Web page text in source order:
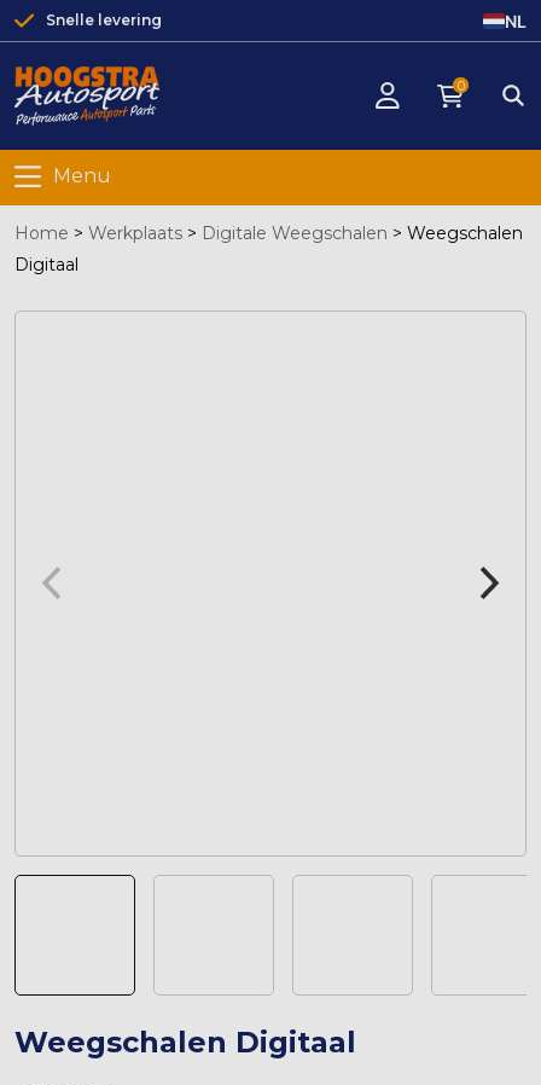
Snelle levering NL
0
Menu
Home > Werkplaats > Digitale Weegschalen > Weegschalen
Digitaal
Weegschalen Digitaal